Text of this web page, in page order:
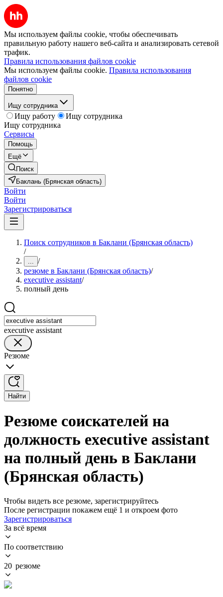
Мы используем файлы cookie, чтобы обеспечивать
правильную работу нашего веб-сайта и анализировать сетевой
трафик.
Правила использования файлов cookie
Мы используем файлы cookie. Правила использования
файлов cookie
Понятно
Ищу сотрудника
Ищу работу
Ищу сотрудника
Ищу сотрудника
Сервисы
Помощь
Ещё
Поиск
Баклань (Брянская область)
Войти
Войти
Зарегистрироваться
Поиск сотрудников в Баклани (Брянская область)
/
... /
резюме в Баклани (Брянская область)/
executive assistant/
полный день
executive assistant
Резюме
Найти
Резюме соискателей на
должность executive assistant
на полный день в Баклани
(Брянская область)
Чтобы видеть все резюме, зарегистрируйтесь
После регистрации покажем ещё 1 и откроем фото
Зарегистрироваться
За всё время
По соответствию
20 резюме